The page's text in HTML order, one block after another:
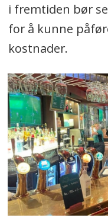
i fremtiden bør
for å kunne
kostnader.